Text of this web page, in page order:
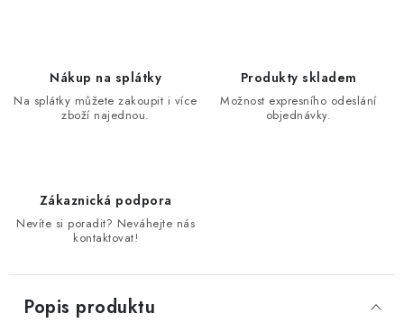
Nákup na splátky
Na splátky můžete zakoupit i více
zboží najednou.
Produkty skladem
Možnost expresního odeslání
objednávky.
Zákaznická podpora
Nevíte si poradit? Neváhejte nás
kontaktovat!
Popis produktu